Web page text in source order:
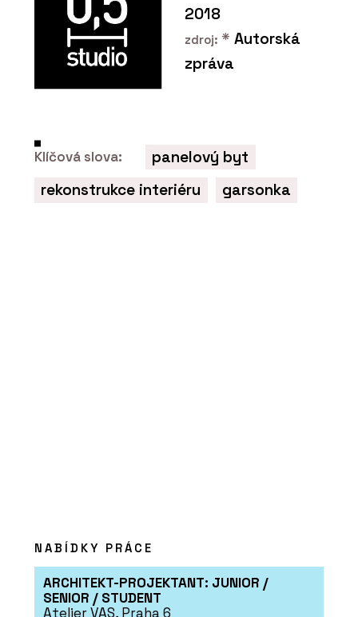
2018
zdroj: * Autorská
zpráva
Klíčová slova:
panelový byt
rekonstrukce interiéru
garsonka
NABÍDKY PRÁCE
ARCHITEKT-PROJEKTANT: JUNIOR /
SENIOR / STUDENT
Atelier VAS, Praha 6